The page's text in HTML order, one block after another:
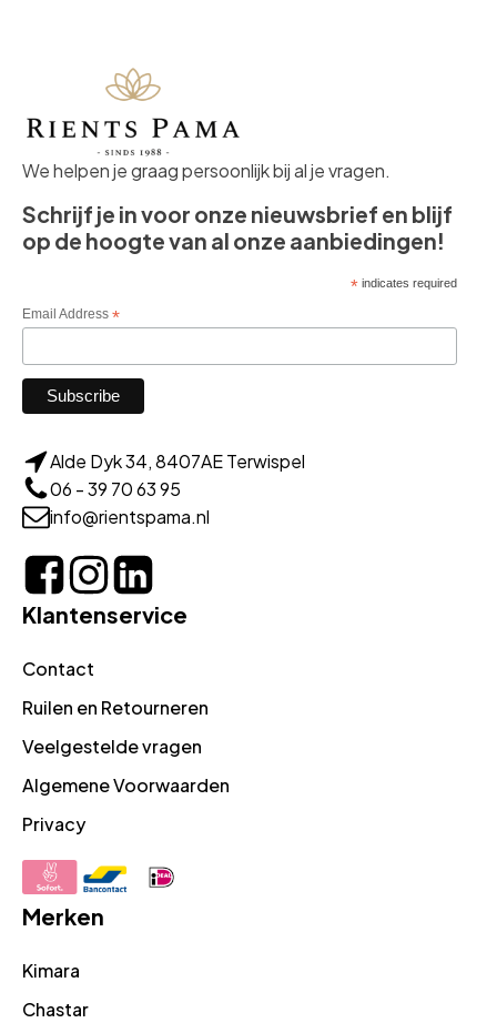
We helpen je graag persoonlijk bij al je vragen.
Schrijf je in voor onze nieuwsbrief en blijf
op de hoogte van al onze aanbiedingen!
*indicates required
Email Address *
Alde Dyk 34, 8407AE Terwispel
06 - 39 70 63 95
info@rientspama.nl
Klantenservice
Contact
Ruilen en Retourneren
Veelgestelde vragen
Algemene Voorwaarden
Privacy
Merken
Kimara
Chastar